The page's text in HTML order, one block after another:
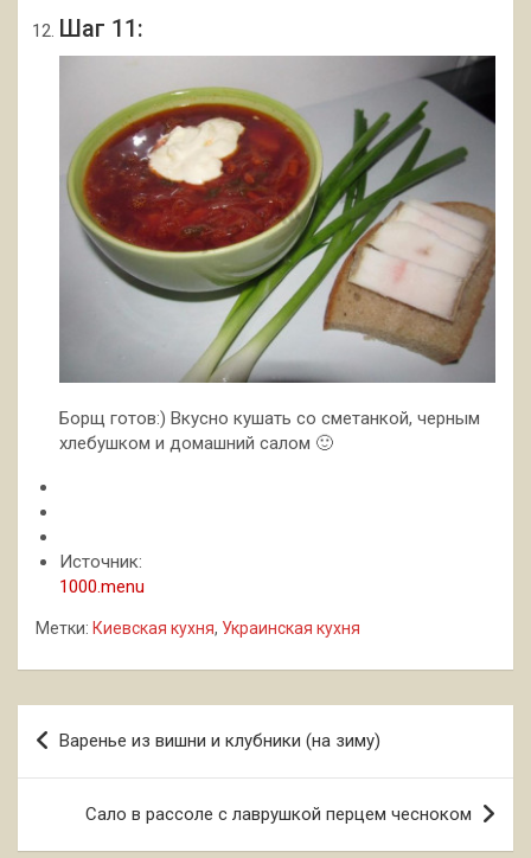
Шаг 11:
Борщ готов:) Вкусно кушать со сметанкой, черным
хлебушком и домашний салом 🙂
Источник:
1000.menu
Метки: Киевская кухня, Украинская кухня
Навигация
по
записям
Варенье из вишни и клубники (на зиму)
Сало в рассоле с лаврушкой перцем чесноком